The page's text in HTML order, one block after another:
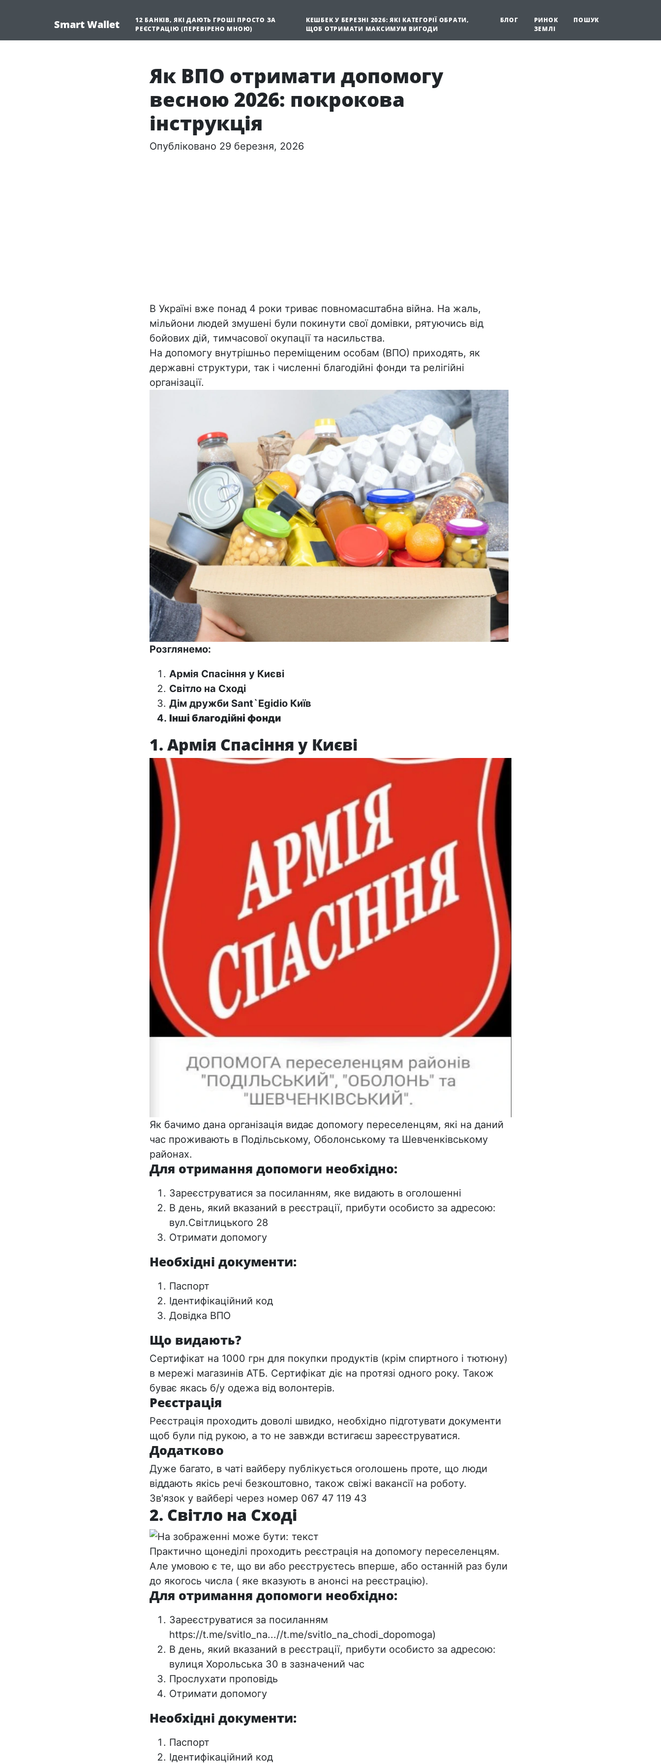
Smart Wallet
12 БАНКІВ, ЯКІ ДАЮТЬ ГРОШІ ПРОСТО ЗА
РЕЄСТРАЦІЮ (ПЕРЕВІРЕНО МНОЮ)
КЕШБЕК У БЕРЕЗНІ 2026: ЯКІ КАТЕГОРІЇ ОБРАТИ,
ЩОБ ОТРИМАТИ МАКСИМУМ ВИГОДИ
БЛОГ
РИНОК
ЗЕМЛІ
ПОШУК
Як ВПО отримати допомогу
весною 2026: покрокова
інструкція
Опубліковано 29 березня, 2026
В Україні вже понад 4 роки триває повномасштабна війна. На жаль,
мільйони людей змушені були покинути свої домівки, рятуючись від
бойових дій, тимчасової окупації та насильства.
На допомогу внутрішньо переміщеним особам (ВПО) приходять, як
державні структури, так і численні благодійні фонди та релігійні
організації.
Розглянемо:
Армія Спасіння у Києві
Світло на Сході
Дім дружби Sant`Egidio Київ
Інші благодійні фонди
1. Армія Спасіння у Києві
Як бачимо дана організація видає допомогу переселенцям, які на даний
час проживають в Подільському, Оболонському та Шевченківському
районах.
Для отримання допомоги необхідно:
Зареєструватися за посиланням, яке видають в оголошенні
В день, який вказаний в реєстрації, прибути особисто за адресою:
вул.Світлицького 28
Отримати допомогу
Необхідні документи:
Паспорт
Ідентифікаційний код
Довідка ВПО
Що видають?
Сертифікат на 1000 грн для покупки продуктів (крім спиртного і тютюну)
в мережі магазинів АТБ. Сертифікат діє на протязі одного року. Також
буває якась б/у одежа від волонтерів.
Реєстрація
Реєстрація проходить доволі швидко, необхідно підготувати документи
щоб були під рукою, а то не завжди встигаєш зареєструватися.
Додатково
Дуже багато, в чаті вайберу публікується оголошень проте, що люди
віддають якісь речі безкоштовно, також свіжі вакансії на роботу.
Зв'язок у вайбері через номер 067 47 119 43
2. Світло на Сході
Практично щонеділі проходить реєстрація на допомогу переселенцям.
Але умовою є те, що ви або реєструєтесь вперше, або останній раз були
до якогось числа ( яке вказують в анонсі на реєстрацію).
Для отримання допомоги необхідно:
Зареєструватися за посиланням
https://t.me/svitlo_na...//t.me/svitlo_na_chodi_dopomoga)
В день, який вказаний в реєстрації, прибути особисто за адресою:
вулиця Хорольська 30 в зазначений час
Прослухати проповідь
Отримати допомогу
Необхідні документи:
Паспорт
Ідентифікаційний код